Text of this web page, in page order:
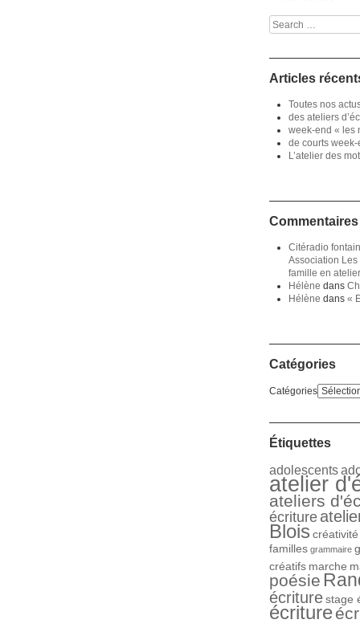
Search
Articles
Toutes nos
des ateliers
week-end « les
de courts week-
L’atelier des
Citéradio
Association Les
famille en atelier
Hélène dans
Hélène dans «
Catégories
Catégories
Étiquettes
adolescents
atelier
ateliers
écriture
Blois créativité
familles grammaire
créatifs marche
poésie
écriturestage
écriture